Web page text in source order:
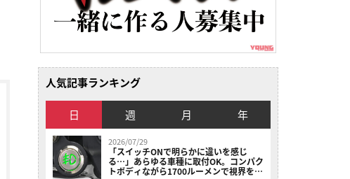
人気記事ランキング
日 週 月 年
2026/07/29
「スイッチONで明らかに違いを感じ
る…」あらゆる車種に取付OK。コンパク
トボディながら1700ルーメンで視界を確